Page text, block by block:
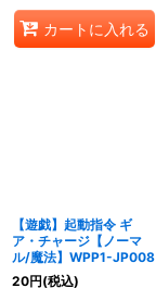
カートに入れる
【遊戯】起動指令 ギ
ア・チャージ【ノーマ
ル/魔法】WPP1-JP008
20円(税込)